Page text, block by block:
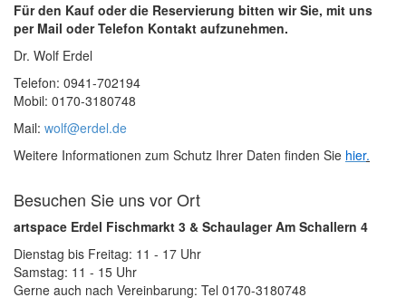
Für den Kauf oder die Reservierung bitten wir Sie, mit uns
per Mail oder Telefon Kontakt aufzunehmen.
Dr. Wolf Erdel
Telefon: 0941-702194
Mobil: 0170-3180748
Mail: wolf@erdel.de
Weitere Informationen zum Schutz Ihrer Daten finden Sie hier.
Besuchen Sie uns vor Ort
artspace Erdel Fischmarkt 3 & Schaulager Am Schallern 4
Dienstag bis Freitag: 11 - 17 Uhr
Samstag: 11 - 15 Uhr
Gerne auch nach Vereinbarung: Tel 0170-3180748